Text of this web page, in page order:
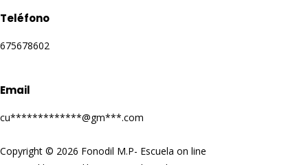
Teléfono
675678602
Email
cu*************@gm***.com
Copyright © 2026 Fonodil M.P- Escuela on line